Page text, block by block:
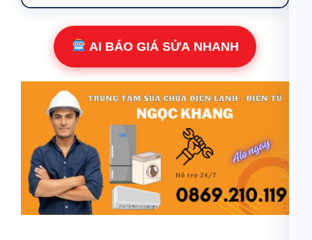
AI BÁO GIÁ SỬA NHANH